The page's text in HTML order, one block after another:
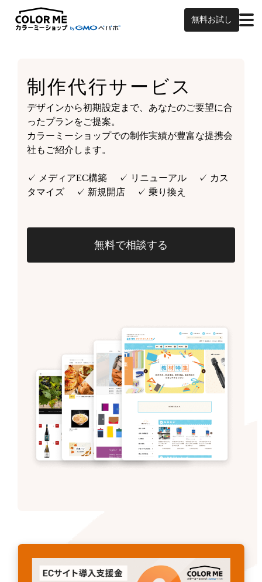
無料お試し
制作代行サービス
デザインから初期設定まで、あなたのご要望に合
ったプランをご提案。
カラーミーショップでの制作実績が豊富な提携会
社もご紹介します。
✓ メディアEC構築 ✓ リニューアル ✓ カス
タマイズ ✓ 新規開店 ✓ 乗り換え
無料で相談する